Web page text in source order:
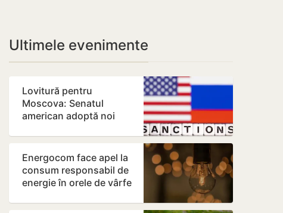
Ultimele evenimente
Lovitură pentru
Moscova: Senatul
american adoptă noi
Rusiei
Energocom face apel la
consum responsabil de
energie în orele de vârfe